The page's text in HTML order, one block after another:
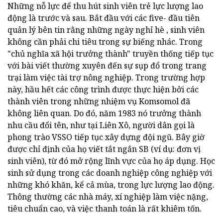
Những nỗ lực để thu hút sinh viên trẻ lực lượng lao
động là trước và sau. Bắt đầu với các five- đầu tiên
quản lý bên tin rằng những ngày nghỉ hè , sinh viên
không cần phải chi tiêu trong sự biếng nhác. Trong
"chủ nghĩa xã hội trưởng thành" truyền thống tiếp tục
với bài viết thường xuyên đến sự sụp đổ trong trang
trại làm việc tài trợ nông nghiệp. Trong trường hợp
này, hầu hết các công trình được thực hiện bởi các
thành viên trong những nhiệm vụ Komsomol đã
không liên quan. Do đó, năm 1983 nó trưởng thành
nhu cầu đổi tên, như tại Liên Xô, người dân gọi là
phong trào VSSO tiếp tục xây dựng đội ngũ. Bây giờ
được chỉ định của họ viết tắt ngắn SB (ví dụ: đơn vị
sinh viên), từ đó mở rộng lĩnh vực của họ áp dụng. Học
sinh sử dụng trong các doanh nghiệp công nghiệp với
những khó khăn, kể cả mùa, trong lực lượng lao động.
Thông thường các nhà máy, xí nghiệp làm việc nặng,
tiêu chuẩn cao, và việc thanh toán là rất khiêm tốn.